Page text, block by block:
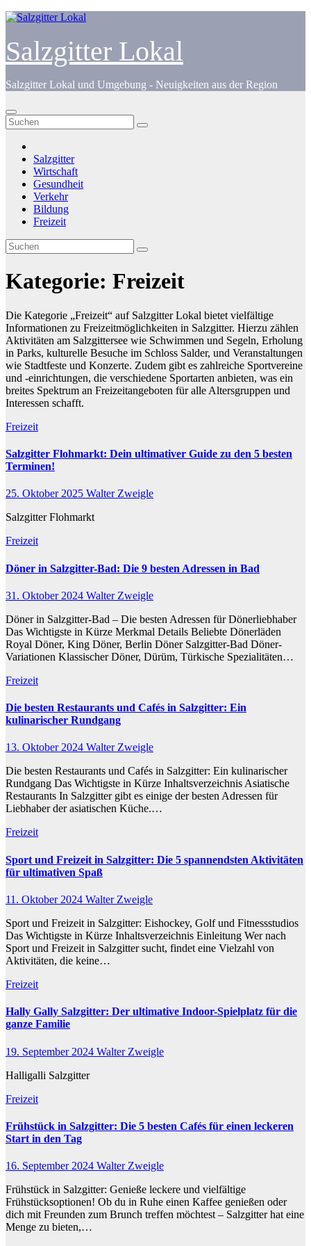
Zum
springen
Salzgitter Lokal
Salzgitter Lokal und Umgebung - Neuigkeiten aus der Region
Salzgitter
Wirtschaft
Gesundheit
Verkehr
Bildung
Freizeit
Kategorie: Freizeit
Die Kategorie „Freizeit“ auf Salzgitter Lokal bietet vielfältige
Informationen zu Freizeitmöglichkeiten in Salzgitter. Hierzu zählen
Aktivitäten am Salzgittersee wie Schwimmen und Segeln, Erholung
in Parks, kulturelle Besuche im Schloss Salder, und Veranstaltungen
wie Stadtfeste und Konzerte. Zudem gibt es zahlreiche Sportvereine
und -einrichtungen, die verschiedene Sportarten anbieten, was ein
breites Spektrum an Freizeitangeboten für alle Altersgruppen und
Interessen schafft.
Freizeit
Salzgitter Flohmarkt: Dein ultimativer Guide zu den 5 besten
Terminen!
25. Oktober 2025 Walter Zweigle
Salzgitter Flohmarkt
Freizeit
Döner in Salzgitter-Bad: Die 9 besten Adressen in Bad
31. Oktober 2024 Walter Zweigle
Döner in Salzgitter-Bad – Die besten Adressen für Dönerliebhaber
Das Wichtigste in Kürze Merkmal Details Beliebte Dönerläden
Royal Döner, King Döner, Berlin Döner Salzgitter-Bad Döner-
Variationen Klassischer Döner, Dürüm, Türkische Spezialitäten…
Freizeit
Die besten Restaurants und Cafés in Salzgitter: Ein
kulinarischer Rundgang
13. Oktober 2024 Walter Zweigle
Die besten Restaurants und Cafés in Salzgitter: Ein kulinarischer
Rundgang Das Wichtigste in Kürze Inhaltsverzeichnis Asiatische
Restaurants In Salzgitter gibt es einige der besten Adressen für
Liebhaber der asiatischen Küche.…
Freizeit
Sport und Freizeit in Salzgitter: Die 5 spannendsten Aktivitäten
für ultimativen Spaß
11. Oktober 2024 Walter Zweigle
Sport und Freizeit in Salzgitter: Eishockey, Golf und Fitnessstudios
Das Wichtigste in Kürze Inhaltsverzeichnis Einleitung Wer nach
Sport und Freizeit in Salzgitter sucht, findet eine Vielzahl von
Aktivitäten, die keine…
Freizeit
Hally Gally Salzgitter: Der ultimative Indoor-Spielplatz für die
ganze Familie
19. September 2024 Walter Zweigle
Halligalli Salzgitter
Freizeit
Frühstück in Salzgitter: Die 5 besten Cafés für einen leckeren
Start in den Tag
16. September 2024 Walter Zweigle
Frühstück in Salzgitter: Genieße leckere und vielfältige
Frühstücksoptionen! Ob du in Ruhe einen Kaffee genießen oder
dich mit Freunden zum Brunch treffen möchtest – Salzgitter hat eine
Menge zu bieten,…